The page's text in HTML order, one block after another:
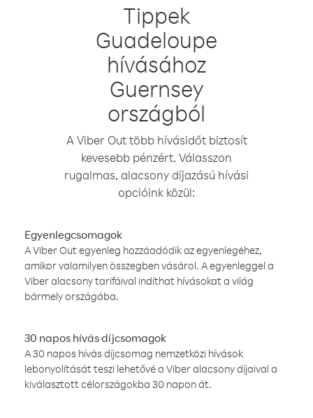
Tippek
Guadeloupe
hívásához
Guernsey
országból
A Viber Out több hívásidőt biztosít
kevesebb pénzért. Válasszon
rugalmas, alacsony díjazású hívási
opcióink közül:
Egyenlegcsomagok
A Viber Out egyenleg hozzáadódik az egyenlegéhez,
amikor valamilyen összegben vásárol. A egyenleggel a
Viber alacsony tarifáival indíthat hívásokat a világ
bármely országába.
30 napos hívás díjcsomagok
A 30 napos hívás díjcsomag nemzetközi hívások
lebonyolítását teszi lehetővé a Viber alacsony díjaival a
kiválasztott célországokba 30 napon át.